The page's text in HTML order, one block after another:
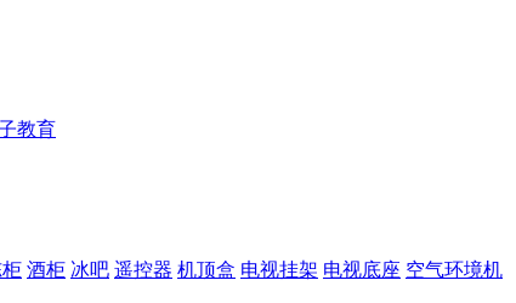
教育
酒柜 冰吧 遥控器 机顶盒 电视挂架 电视底座 空气环境机